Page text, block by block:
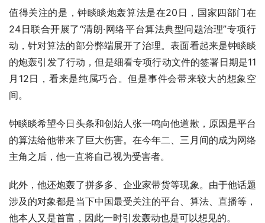
值得关注的是，钟睒睒炮轰算法是在20日，国家四部门在
24日联合开展了“清朗·网络平台算法典型问题治理”专项行
动，针对算法的部分弊端展开了治理。表面看起来是钟睒睒
的炮轰引发了行动，但是细看专项行动文件的签署日期是11
月12日，看来是纯属巧合。但是事件会带来较大的想象空
间。
钟睒睒希望今日头条和创始人张一鸣向他道歉，原因是平台
的算法给他带来了巨大伤害。在今年二、三月间的成为网络
主角之后，他一直将自己视为受害者。
此外，他还炮轰了拼多多、企业家带货等现象。由于他话题
涉及的对象都是当下中国最受关注的平台、算法、直播等，
他本人又是首富，因此一时引发轰动也是可以想见的。